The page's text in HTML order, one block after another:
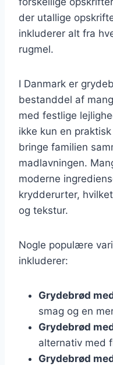
der utallige
inkluderer alt fra
rugmel.
I Danmark er
bestanddel af
med festlige
ikke kun en
bringe familien
madlavningen.
moderne
krydderurter,
og tekstur.
Nogle populære
inkluderer:
Grydebrød
smag og en
Grydebrød
alternativ med
Grydebrød